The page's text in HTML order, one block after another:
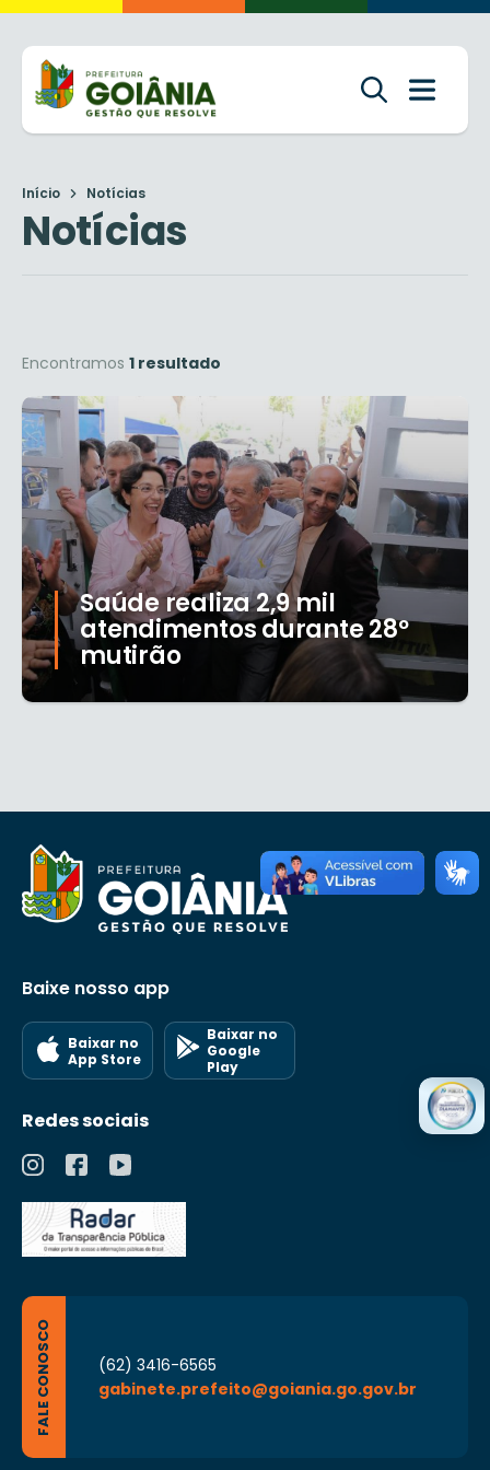
Início Notícias
Notícias
Encontramos 1 resultado
Saúde realiza 2,9 mil
atendimentos durante 28º
mutirão
Baixe nosso app
Baixar no
App Store
Baixar no
Google
Play
Redes sociais
FALE CONOSCO
(62) 3416-6565
gabinete.prefeito@goiania.go.gov.br